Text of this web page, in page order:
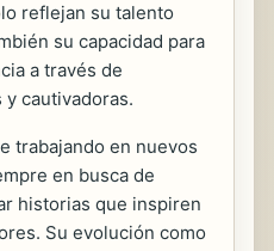
reflejan su talento
su capacidad para
a través de
cautivadoras.
trabajando en nuevos
en busca de
historias que inspiren
Su evolución como